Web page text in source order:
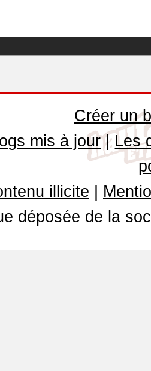
Créer un
mis à jour| Les
illicite
déposée de la